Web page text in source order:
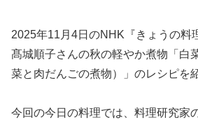
2025年11月4日のNHK『きょうの料
髙城順子さんの秋の軽やか煮物「白
菜と肉だんごの煮物）」のレシピを
今回の今日の料理では、料理研究家